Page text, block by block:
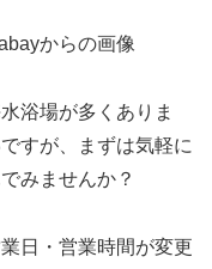
からの画像
浴場が多くありま
すが、まずは気軽に
みませんか？
日・営業時間が変更